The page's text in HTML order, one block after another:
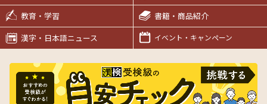
教育・学習 書籍・商品紹介
漢字・日本語ニュース イベント・キャンペーン